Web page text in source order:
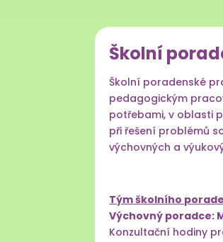
Školní
Školní poradenské
pedagogickým
potřebami, v oblasti
při řešení problémů
výchovných a
Tým školního
Výchovný poradce:
Konzultační hodiny